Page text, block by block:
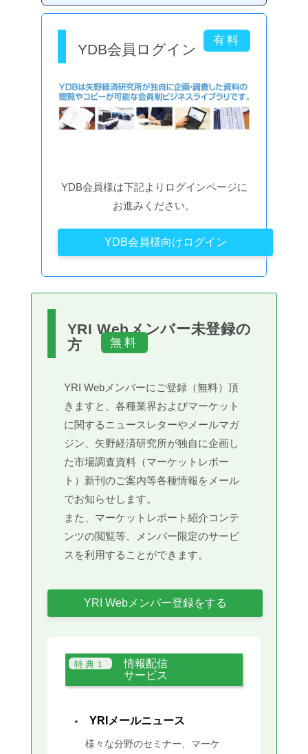
YDB会員ログイン
YDB会員様は下記よりログインページに
お進みください。
YDB会員様向けログイン
YRI Webメンバー未登録の
方
YRI Webメンバーにご登録（無料）頂
きますと、各種業界およびマーケット
に関するニュースレターやメールマガ
ジン、矢野経済研究所が独自に企画し
た市場調査資料（マーケットレポー
ト）新刊のご案内等各種情報をメール
でお知らせします。
また、マーケットレポート紹介コンテ
ンツの閲覧等、メンバー限定のサービ
スを利用することができます。
YRI Webメンバー登録をする
情報配信
サービス
YRIメールニュース
様々な分野のセミナー、マーケ